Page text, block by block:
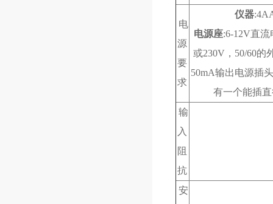
电
源
要
求
仪器
电源座:6-12V直
或230V，50/60的
50mA输出电源插
有一个能插
输
入
阻
抗
安